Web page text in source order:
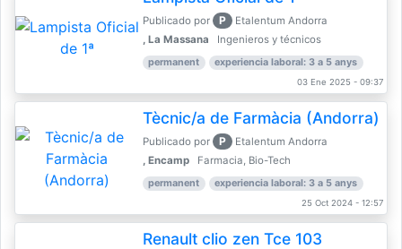
Publicado por P
Etalentum Andorra
, La Massana
Ingenieros y técnicos
permanent experiencia laboral: 3 a 5 anys
03 Ene 2025 - 09:37
Tècnic/a de Farmàcia (Andorra)
Publicado por P
Etalentum Andorra
, Encamp
Farmacia, Bio-Tech
permanent experiencia laboral: 3 a 5 anys
25 Oct 2024 - 12:57
Renault clio zen Tce 103